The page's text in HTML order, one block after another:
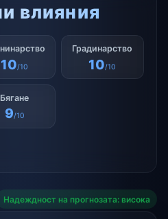
влияния
10/10
Градинарство
10/10
Бягане
9/10
Надеждност на прогнозата: висока